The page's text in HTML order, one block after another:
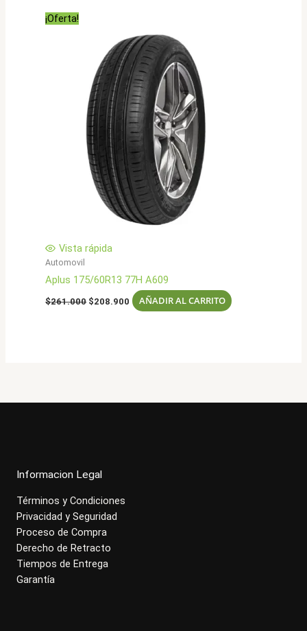
¡Oferta!
Vista rápida
Automovil
Aplus 175/60R13 77H A609
$261.000 El
$208.900 El
precio
AÑADIR AL CARRITO
Informacion Legal
Términos y Condiciones
Privacidad y Seguridad
Proceso de Compra
Derecho de Retracto
Tiempos de Entrega
Garantía